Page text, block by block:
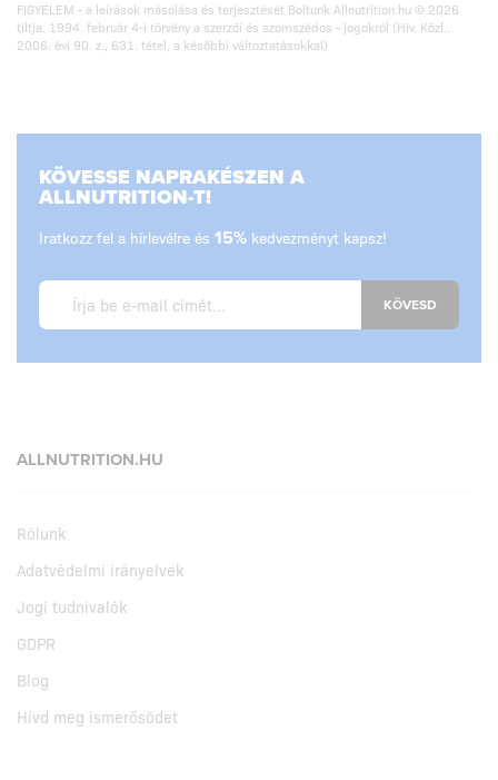
FIGYELEM - a leírások másolása és terjesztését Boltunk Allnutrition.hu © 2026
tiltja. 1994. február 4-i törvény a szerzői és szomszédos - jogokról (Hiv. Közl..
2006. évi 90. z., 631. tétel, a későbbi változtatásokkal)
KÖVESSE NAPRAKÉSZEN A
ALLNUTRITION-T!
Iratkozz fel a hírlevélre és 15% kedvezményt kapsz!
KÖVESD
ALLNUTRITION.HU
Rólunk
Adatvédelmi irányelvek
Jogi tudnivalók
GDPR
Blog
Hívd meg ismerősödet